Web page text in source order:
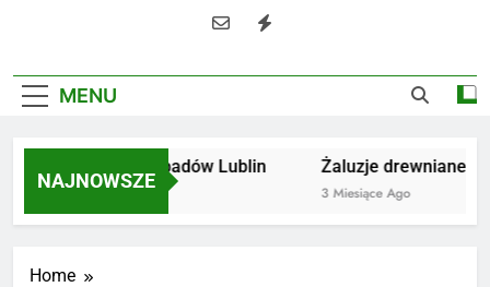
MENU
NAJNOWSZE
Utylizacja odpadów Lublin
2 Miesiące Ago
Żaluzje drewniane
3 Miesiące Ago
Home